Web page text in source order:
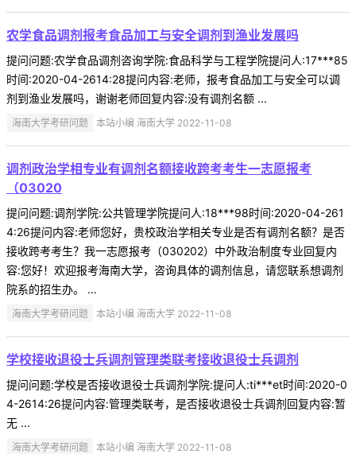
农学食品调剂报考食品加工与安全调剂到渔业发展吗
提问问题:农学食品调剂咨询学院:食品科学与工程学院提问人:17***85
时间:2020-04-2614:28提问内容:老师，报考食品加工与安全可以调
剂到渔业发展吗，谢谢老师回复内容:没有调剂名额 ...
海南大学考研问题 本站小编 海南大学 2022-11-08
调剂政治学相专业有调剂名额接收跨考考生一志愿报考
（03020
提问问题:调剂学院:公共管理学院提问人:18***98时间:2020-04-261
4:26提问内容:老师您好，贵校政治学相关专业是否有调剂名额？是否
接收跨考考生？我一志愿报考（030202）中外政治制度专业回复内
容:您好！欢迎报考海南大学，咨询具体的调剂信息，请您联系想调剂
院系的招生办。 ...
海南大学考研问题 本站小编 海南大学 2022-11-08
学校接收退役士兵调剂管理类联考接收退役士兵调剂
提问问题:学校是否接收退役士兵调剂学院:提问人:ti***et时间:2020-0
4-2614:26提问内容:管理类联考，是否接收退役士兵调剂回复内容:暂
无 ...
海南大学考研问题 本站小编 海南大学 2022-11-08